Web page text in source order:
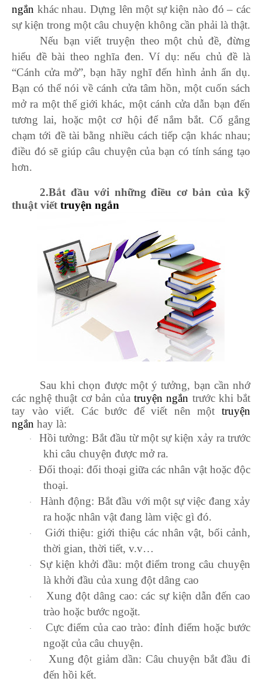
ngắn khác nhau. Dựng lên một sự kiện nào đó – các
sự kiện trong một câu chuyện không cần phải là thật.
Nếu bạn viết truyện theo một chủ đề, đừng
hiểu đề bài theo nghĩa đen. Ví dụ: nếu chủ đề là
“Cánh cửa mở”, bạn hãy nghĩ đến hình ảnh ẩn dụ.
Bạn có thể nói về cánh cửa tâm hồn, một cuốn sách
mở ra một thế giới khác, một cánh cửa dẫn bạn đến
tương lai, hoặc một cơ hội để nắm bắt. Cố gắng
chạm tới đề tài bằng nhiều cách tiếp cận khác nhau;
điều đó sẽ giúp câu chuyện của bạn có tính sáng tạo
hơn.
2.Bắt đầu với những điều cơ bản của kỹ
thuật viết truyện ngắn
Sau khi chọn được một ý tưởng, bạn cần nhớ
các nghệ thuật cơ bản củatruyện ngắn trước khi bắt
tay vào viết. Các bước để viết nên một truyện
ngắn hay là:
·
Hồi tưởng: Bắt đầu từ một sự kiện xảy ra trước
khi câu chuyện được mở ra.
·
Đối thoại: đối thoại giữa các nhân vật hoặc độc
thoại.
·
Hành động: Bắt đầu với một sự việc đang xảy
ra hoặc nhân vật đang làm việc gì đó.
·
Giới thiệu: giới thiệu các nhân vật, bối cảnh,
thời gian, thời tiết, v.v…
·
Sự kiện khởi đầu: một điểm trong câu chuyện
là khởi đầu của xung đột dâng cao
·
Xung đột dâng cao: các sự kiện dẫn đến cao
trào hoặc bước ngoặt.
·
Cực điểm của cao trào: đỉnh điểm hoặc bước
ngoặt của câu chuyện.
·
Xung đột giảm dần: Câu chuyện bắt đầu đi
đến hồi kết.